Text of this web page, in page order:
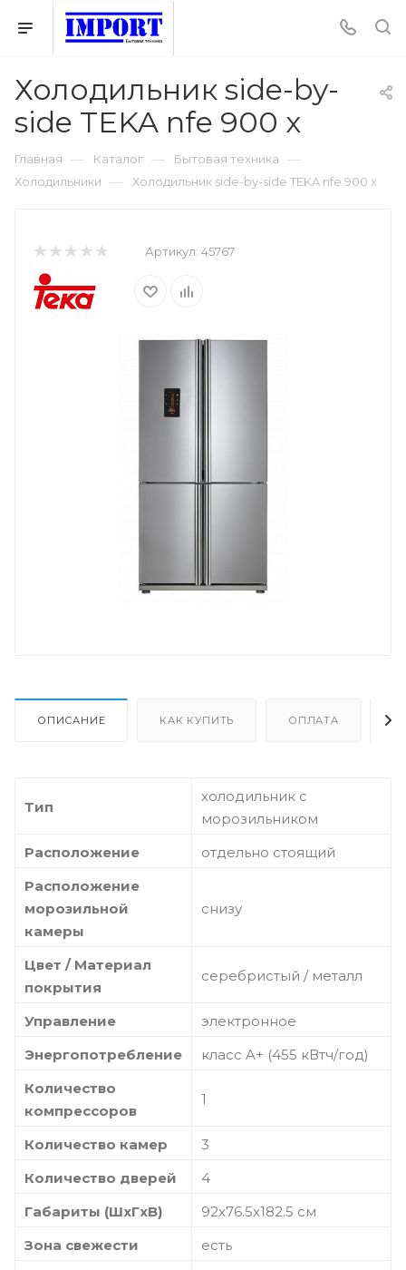
Холодильник side-by-
side TEKA nfe 900 x
Главная — Каталог — Бытовая техника —
Холодильники — Холодильник side-by-side TEKA nfe 900 x
Артикул: 45767
ОПИСАНИЕ КАК КУПИТЬ ОПЛАТА
Тип
холодильник с
морозильником
Расположение
отдельно стоящий
Расположение
морозильной
камеры
снизу
Цвет / Материал
покрытия
серебристый / металл
Управление
электронное
Энергопотребление
класс A+ (455 кВтч/год)
Количество
компрессоров
1
Количество камер
3
Количество дверей
4
Габариты (ШxГxВ)
92x76.5x182.5 см
Зона свежести
есть